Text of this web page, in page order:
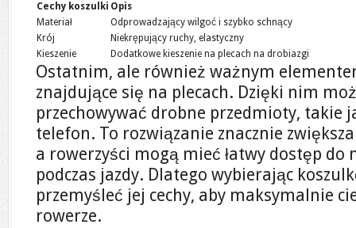
Cechy koszulki Opis
Materiał
Odprowadzający wilgoć i szybko schnący
Krój
Niekrępujący ruchy, elastyczny
Kieszenie
Dodatkowe kieszenie na plecach na drobiazgi
Ostatnim, ale również ważnym
znajdujące się na plecach. Dzięki nim
przechowywać drobne przedmioty, takie
telefon. To rozwiązanie znacznie
a rowerzyści mogą mieć łatwy dostęp do
podczas jazdy. Dlatego wybierając
przemyśleć jej cechy, aby maksymalnie
rowerze.